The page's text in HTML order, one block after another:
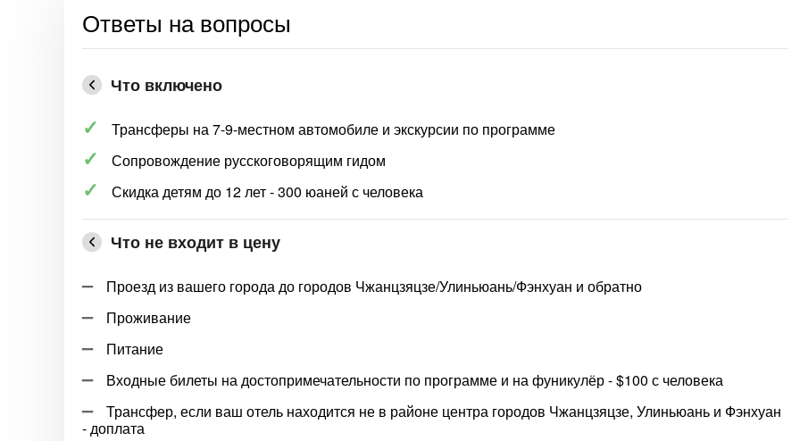
Ответы на вопросы
Что включено
Трансферы на 7-9-местном автомобиле и экскурсии по программе
Сопровождение русскоговорящим гидом
Скидка детям до 12 лет - 300 юаней с человека
Что не входит в цену
Проезд из вашего города до городов Чжанцзяцзе/Улиньюань/Фэнхуан и обратно
Проживание
Питание
Входные билеты на достопримечательности по программе и на фуникулёр - $100 с человека
Трансфер, если ваш отель находится не в районе центра городов Чжанцзяцзе, Улиньюань и Фэнхуан
- доплата